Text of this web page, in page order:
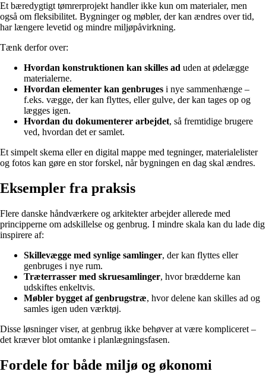
Et bæredygtigt tømrerprojekt handler ikke kun om materialer, men
også om fleksibilitet. Bygninger og møbler, der kan ændres over tid,
har længere levetid og mindre miljøpåvirkning.
Tænk derfor over:
Hvordan konstruktionen kan skilles ad uden at ødelægge
materialerne.
Hvordan elementer kan genbruges i nye sammenhænge –
f.eks. vægge, der kan flyttes, eller gulve, der kan tages op og
lægges igen.
Hvordan du dokumenterer arbejdet, så fremtidige brugere
ved, hvordan det er samlet.
Et simpelt skema eller en digital mappe med tegninger, materialelister
og fotos kan gøre en stor forskel, når bygningen en dag skal ændres.
Eksempler fra praksis
Flere danske håndværkere og arkitekter arbejder allerede med
principperne om adskillelse og genbrug. I mindre skala kan du lade dig
inspirere af:
Skillevægge med synlige samlinger, der kan flyttes eller
genbruges i nye rum.
Træterrasser med skruesamlinger, hvor brædderne kan
udskiftes enkeltvis.
Møbler bygget af genbrugstræ, hvor delene kan skilles ad og
samles igen uden værktøj.
Disse løsninger viser, at genbrug ikke behøver at være kompliceret –
det kræver blot omtanke i planlægningsfasen.
Fordele for både miljø og økonomi